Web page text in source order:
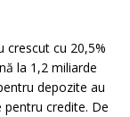
crescut cu 20,5%
la 1,2 miliarde
depozite au
credite. De